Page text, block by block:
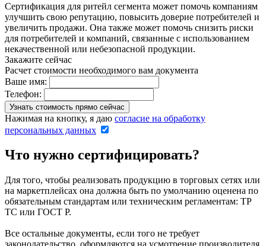
Сертификация для ритейл сегмента может помочь компаниям
улучшить свою репутацию, повысить доверие потребителей и
увеличить продажи. Она также может помочь снизить риски
для потребителей и компаний, связанные с использованием
некачественной или небезопасной продукции.
Закажите сейчас
Расчет стоимости необходимого вам документа
Ваше имя:
Телефон:
Нажимая на кнопку, я даю согласие на обработку
персональных данных
Что нужно сертифицировать?
Для того, чтобы реализовать продукцию в торговых сетях или
на маркетплейсах она должна быть по умолчанию оценена по
обязательным стандартам или техническим регламентам: ТР
ТС или ГОСТ Р.
Все остальные документы, если того не требует